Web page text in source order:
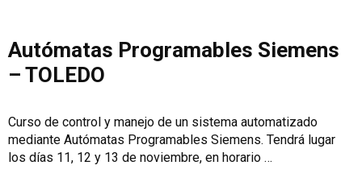
Autómatas Programables Siemens
– TOLEDO
Curso de control y manejo de un sistema automatizado
mediante Autómatas Programables Siemens. Tendrá lugar
los días 11, 12 y 13 de noviembre, en horario …